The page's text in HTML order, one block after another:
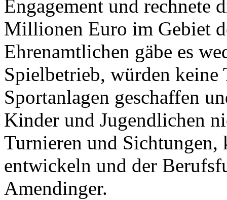
Engagement und rechnete
Millionen Euro im Gebiet
Ehrenamtlichen gäbe es
Spielbetrieb, würden keine
Sportanlagen geschaffen
Kinder und Jugendlichen
Turnieren und Sichtungen,
entwickeln und der
Amendinger.